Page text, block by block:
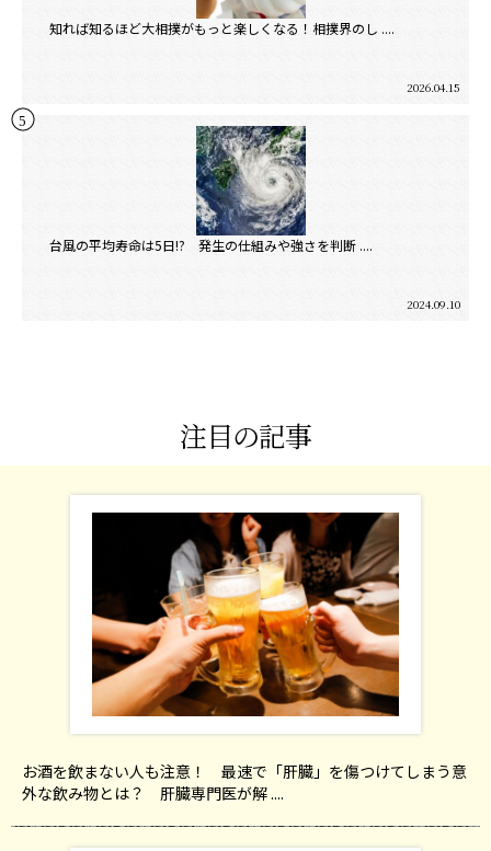
知れば知るほど大相撲がもっと楽しくなる！相撲界のし ....
2026.04.15
台風の平均寿命は5日!? 発生の仕組みや強さを判断 ....
2024.09.10
注目の記事
お酒を飲まない人も注意！ 最速で「肝臓」を傷つけてしまう意
外な飲み物とは？ 肝臓専門医が解 ....